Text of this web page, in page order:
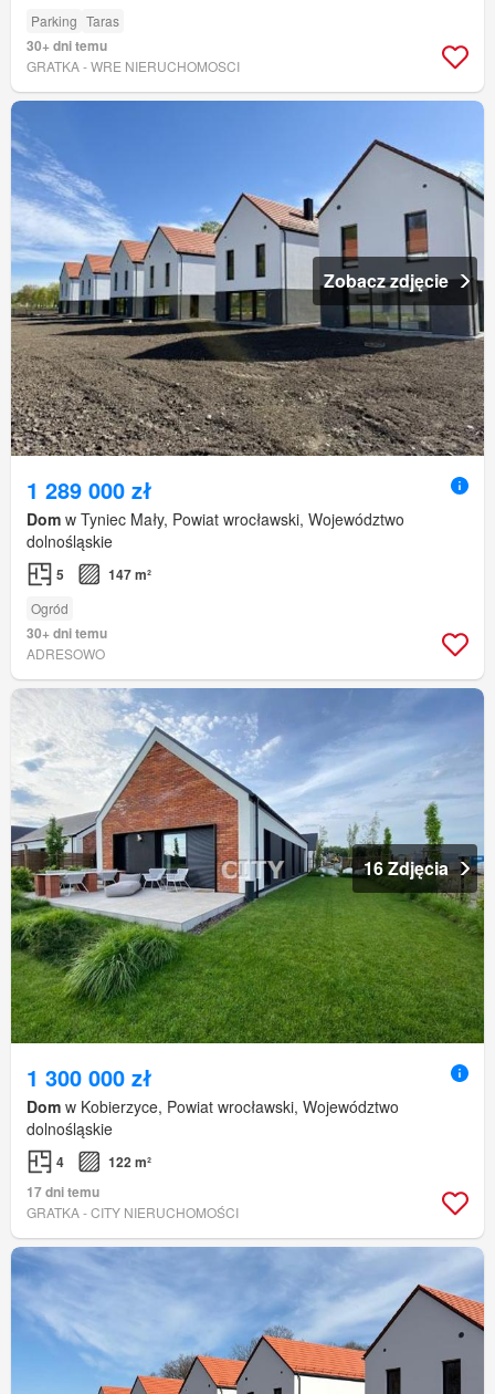
Parking Taras
30+ dni temu
GRATKA - WRE NIERUCHOMOSCI
Zobacz zdjęcie
1 289 000 zł
Dom w Tyniec Mały, Powiat wrocławski, Województwo
dolnośląskie
5 147 m²
Ogród
30+ dni temu
ADRESOWO
16 Zdjęcia
1 300 000 zł
Dom w Kobierzyce, Powiat wrocławski, Województwo
dolnośląskie
4
122 m²
17 dni temu
GRATKA - CITY NIERUCHOMOŚCI